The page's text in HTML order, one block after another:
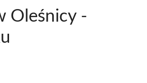
Oleśnicy -